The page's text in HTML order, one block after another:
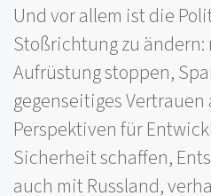
Und vor allem ist die
Stoßrichtung zu
Aufrüstung stoppen,
gegenseitiges
Perspektiven für
Sicherheit schaffen,
auch mit Russland,